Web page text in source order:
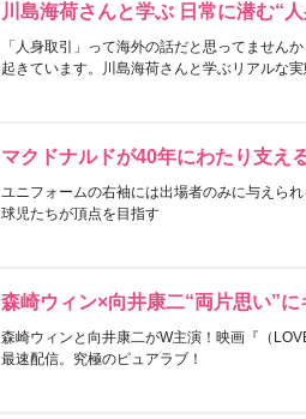
川島海荷さんと学ぶ 日常に潜む“
「人身取引」って海外の話だと思ってません
起きています。川島海荷さんと学ぶリアルな
マクドナルドが40年にわたり支え
ユニフォームの右袖には出場者のみに与えら
球児たちが頂点を目指す
森崎ウィン×向井康二“両片思い”
森崎ウィンと向井康二がW主演！映画『（
最速配信。究極のピュアラブ！